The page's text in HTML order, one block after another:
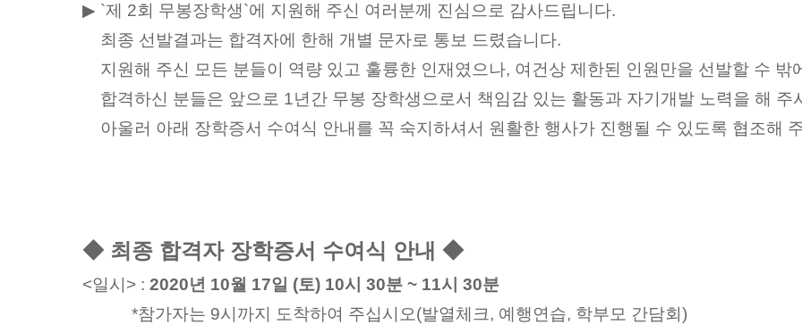
▶ `제 2회 무봉장학생`에 지원해 주신 여러분께 진심으로 감사드립니다.
최종 선발결과는 합격자에 한해 개별 문자로 통보 드렸습니다.
지원해 주신 모든 분들이 역량 있고 훌륭한 인재였으나, 여건상 제한된 인원만을 선발할 수 밖
합격하신 분들은 앞으로 1년간 무봉 장학생으로서 책임감 있는 활동과 자기개발 노력을 해 주
아울러 아래 장학증서 수여식 안내를 꼭 숙지하셔서 원활한 행사가 진행될 수 있도록 협조해
◆ 최종 합격자 장학증서 수여식 안내 ◆
<일시 > : 2020년 10월 17일 (토) 10시 30분 ~ 11시 30분
*참가자는 9시까지 도착하여 주십시오(발열체크, 예행연습, 학부모 간담회 )